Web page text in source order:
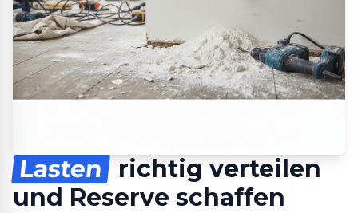
Lasten
richtig verteilen
und Reserve schaffen